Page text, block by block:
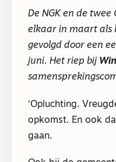
De NGK en de twee
elkaar in maart als
gevolgd door een
juni. Het riep bij
‘Opluchting.
opkomst. En ook
gaan.